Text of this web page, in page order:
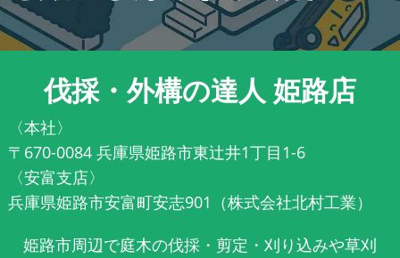
伐採・外構の達人 姫路店
〈本社〉
〒670-0084 兵庫県姫路市東辻井1丁目1-6
〈安富支店〉
兵庫県姫路市安富町安志901（株式会社北村工業）
姫路市周辺で庭木の伐採・剪定・刈り込みや草刈